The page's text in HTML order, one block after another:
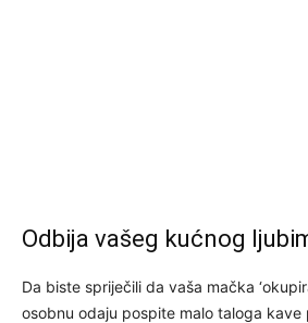
Odbija vašeg kućnog
Da biste spriječili da vaša mačka
osobnu odaju pospite malo taloga kave